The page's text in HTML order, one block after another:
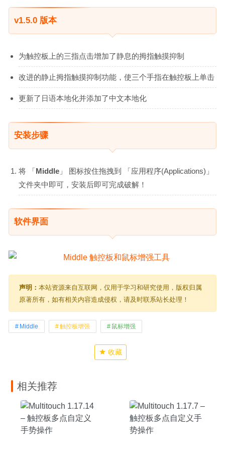
v1.5.0 版本
为触控板上的三指点击增加了静息的拇指触摸抑制
改进的静止拇指触摸抑制功能，使三个手指在触控板上单击
更新了日语本地化并添加了中文本地化
安装步骤
将 「Middle 」 图标按住拖拽到 「应用程序(Applications)」
文件夹中即可，安装后即可完成破解！
软件界面
声明： 本站资源来自互联网，仅用于学习和研究使用，版权归属
原著所有，如有相关内容造成侵权，请及时联系站长处理！
Middle 触控板增强 鼠标增强
收藏
相关推荐